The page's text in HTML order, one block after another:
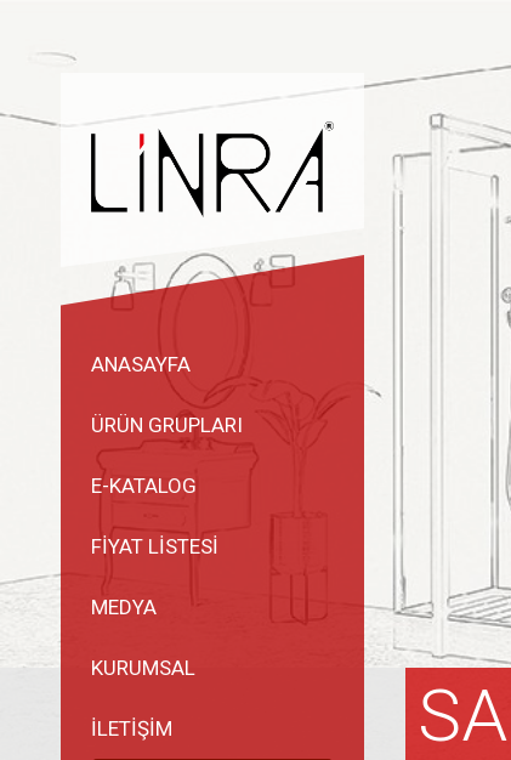
ANASAYFA
ÜRÜN GRUPLARI
E-KATALOG
FİYAT LİSTESİ
MEDYA
KURUMSAL
İLETİŞİM